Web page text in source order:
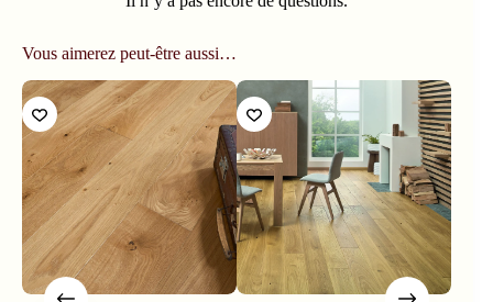
Vous aimerez peut-être aussi…